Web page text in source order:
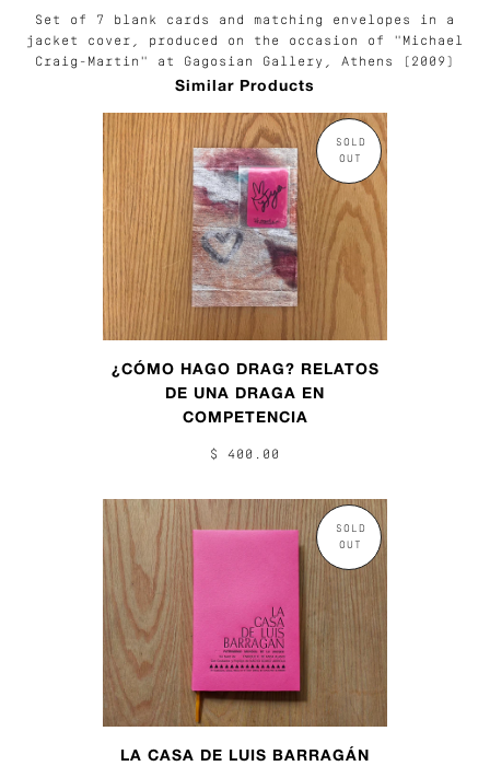
Set of 7 blank cards and matching envelopes in a
jacket cover, p roduced on the occasion of "Michael
Craig-Martin" at Gagosian Gallery, Athens (2009)
Similar Products
SOLD
OUT
¿CÓMO HAGO DRAG? RELATOS
DE UNA DRAGA EN
COMPETENCIA
$ 400.00
SOLD
OUT
LA CASA DE LUIS BARRAGÁN